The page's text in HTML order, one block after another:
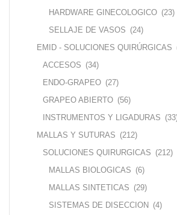
HARDWARE GINECOLOGICO (23)
SELLAJE DE VASOS (24)
EMID - SOLUCIONES QUIRÚRGICAS
ACCESOS (34)
ENDO-GRAPEO (27)
GRAPEO ABIERTO (56)
INSTRUMENTOS Y LIGADURAS
MALLAS Y SUTURAS (212)
SOLUCIONES QUIRURGICAS (212)
MALLAS BIOLOGICAS (6)
MALLAS SINTETICAS (29)
SISTEMAS DE DISECCION (4)